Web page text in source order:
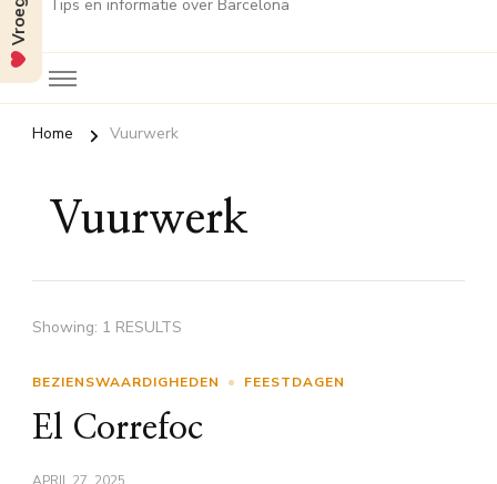
Tips en informatie over Barcelona
Home Vuurwerk
Vuurwerk
Showing: 1 RESULTS
BEZIENSWAARDIGHEDEN FEESTDAGEN
El Correfoc